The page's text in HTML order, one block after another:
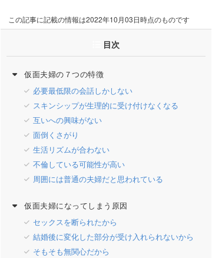
この記事に記載の情報は2022年10月03日時点のものです
目次
仮面夫婦の７つの特徴
必要最低限の会話しかしない
スキンシップが生理的に受け付けなくなる
互いへの興味がない
面倒くさがり
生活リズムが合わない
不倫している可能性が高い
周囲には普通の夫婦だと思われている
仮面夫婦になってしまう原因
セックスを断られたから
結婚後に変化した部分が受け入れられないから
そもそも無関心だから